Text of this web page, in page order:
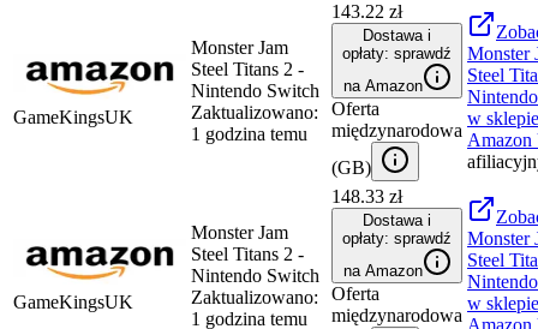
GameKingsUK
Monster Jam
Steel Titans 2 -
Nintendo Switch
Zaktualizowano:
1 godzina temu
143.22 zł
Dostawa i
opłaty: sprawdź
na Amazon
Oferta
międzynarodowa
(GB)
Monster
Steel
w sklepie
GameKingsUK
Monster Jam
Steel Titans 2 -
Nintendo Switch
Zaktualizowano:
1 godzina temu
148.33 zł
Dostawa i
opłaty: sprawdź
na Amazon
Oferta
międzynarodowa
Monster
Steel
w sklepie